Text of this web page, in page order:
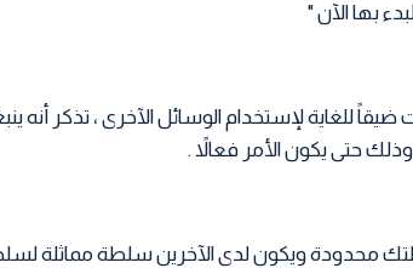
بها الآن "
للغاية لإستخدام الوسائل الآخرى ، تذكر أنه
حتى يكون الأمر فعالاً .
محدودة ويكون لدى الآخرين سلطة مماثلة